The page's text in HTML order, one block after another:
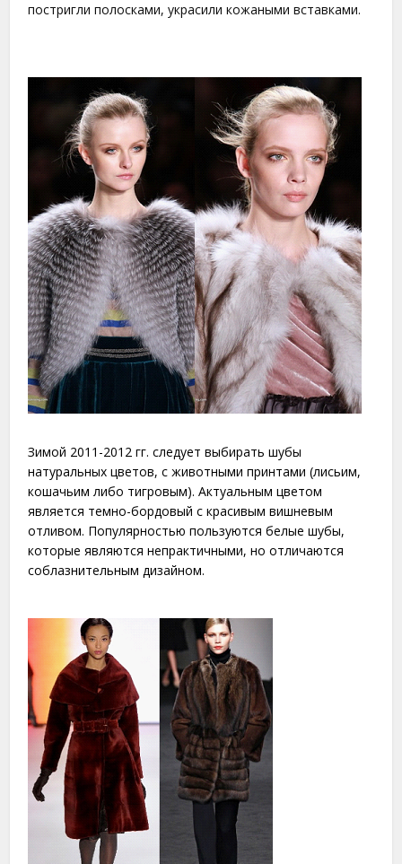
постригли полосками, украсили кожаными вставками.
Зимой 2011-2012 гг. следует выбирать шубы
натуральных цветов, с животными принтами (лисьим,
кошачьим либо тигровым). Актуальным цветом
является темно-бордовый с красивым вишневым
отливом. Популярностью пользуются белые шубы,
которые являются непрактичными, но отличаются
соблазнительным дизайном.